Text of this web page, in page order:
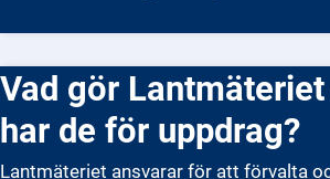
Vad gör Lantmäteriet och vad
har de för uppdrag?
Lantmäteriet ansvarar för att förvalta